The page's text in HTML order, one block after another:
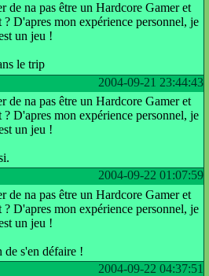
de na pas être un Hardcore Gamer et
D'apres mon expérience personnel, je
un jeu !
le trip
2004-09-21 23:44:43
de na pas être un Hardcore Gamer et
D'apres mon expérience personnel, je
un jeu !
2004-09-22 01:07:59
de na pas être un Hardcore Gamer et
D'apres mon expérience personnel, je
un jeu !
de s'en défaire !
2004-09-22 04:37:51